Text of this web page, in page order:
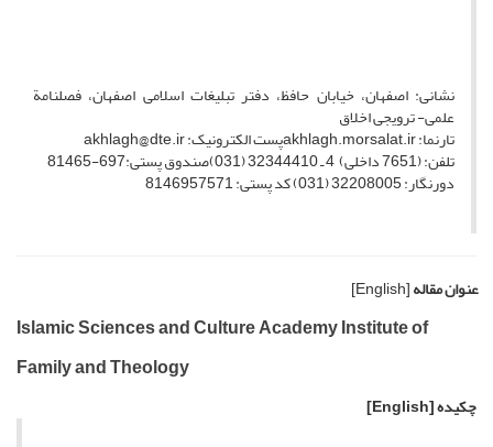
نشانی: اصفهان، خیابان حافظ، دفتر تبلیغات اسلامی اصفهان، فصلنامة
علمی- ترویجی اخلاق
تارنما: akhlagh.morsalat.irپست الکترونیک: akhlagh@dte.ir
تلفن: (7651 داخلی) 4 ـ 32344410 (031)صندوق پستی:697-81465
دورنگار: 32208005 (031) کد پستی: 8146957571
عنوان مقاله[English]
Islamic Sciences and Culture Academy Institute of
Family and Theology
چکیده[English]